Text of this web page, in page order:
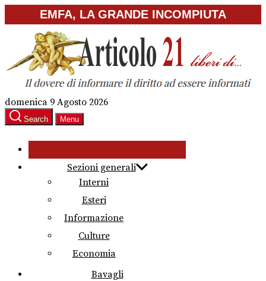
to
content
EMFA, LA GRANDE INCOMPIUTA
domenica 9 Agosto 2026
Search Menu
Sezioni generali
Interni
Esteri
Informazione
Culture
Economia
Bavagli